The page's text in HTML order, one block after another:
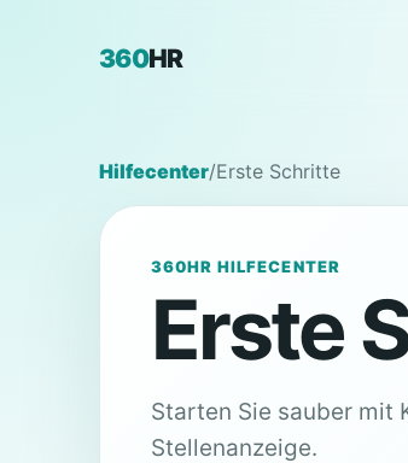
360HR
Hilfecenter/Erste Schritte
360HR HILFECENTER
Erste
Starten Sie sauber mit
Stellenanzeige.